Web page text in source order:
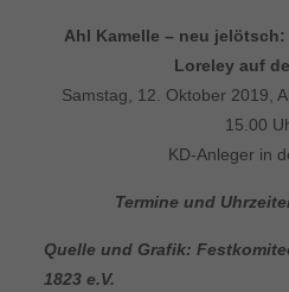
Ahl Kamelle – neu
Loreley auf
Samstag, 12. Oktober 2019,
15.00
KD-Anleger in
Termine und
Quelle und Grafik:
1823 e.V.